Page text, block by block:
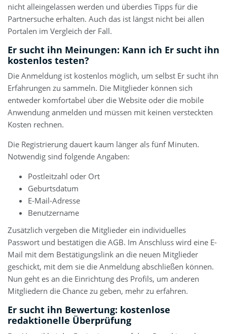
nicht alleingelassen werden und überdies Tipps für die
Partnersuche erhalten. Auch das ist längst nicht bei allen
Portalen im Vergleich der Fall.
Er sucht ihn Meinungen: Kann ich Er sucht ihn
kostenlos testen?
Die Anmeldung ist kostenlos möglich, um selbst Er sucht ihn
Erfahrungen zu sammeln. Die Mitglieder können sich
entweder komfortabel über die Website oder die mobile
Anwendung anmelden und müssen mit keinen versteckten
Kosten rechnen.
Die Registrierung dauert kaum länger als fünf Minuten.
Notwendig sind folgende Angaben:
Postleitzahl oder Ort
Geburtsdatum
E-Mail-Adresse
Benutzername
Zusätzlich vergeben die Mitglieder ein individuelles
Passwort und bestätigen die AGB. Im Anschluss wird eine E-
Mail mit dem Bestätigungslink an die neuen Mitglieder
geschickt, mit dem sie die Anmeldung abschließen können.
Nun geht es an die Einrichtung des Profils, um anderen
Mitgliedern die Chance zu geben, mehr zu erfahren.
Er sucht ihn Bewertung: kostenlose
redaktionelle Überprüfung